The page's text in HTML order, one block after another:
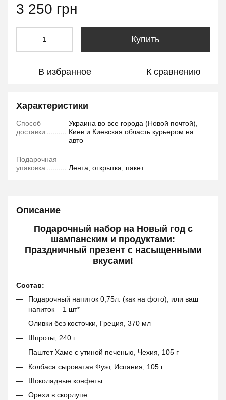
3 250 грн
Купить
В избранное К сравнению
Характеристики
Способ
доставки
Украина во все города (Новой почтой),
Киев и Киевская область курьером на
авто
Подарочная
упаковка
Лента, открытка, пакет
Описание
Подарочный набор на Новый год с
шампанским и продуктами:
Праздничный презент с насыщенными
вкусами!
Состав:
Подарочный напиток 0,75л. (как на фото), или ваш
напиток – 1 шт*
Оливки без косточки, Греция, 370 мл
Шпроты, 240 г
Паштет Хаме с утиной печенью, Чехия, 105 г
Колбаса сыроватая Фуэт, Испания, 105 г
Шоколадные конфеты
Орехи в скорлупе